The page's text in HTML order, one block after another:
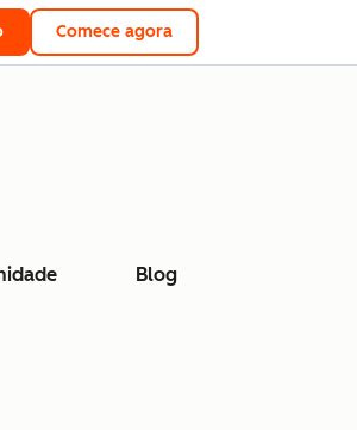
Comece agora
Blog